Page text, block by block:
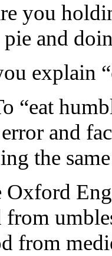
you
and
explain
“eat
and
the
from
from